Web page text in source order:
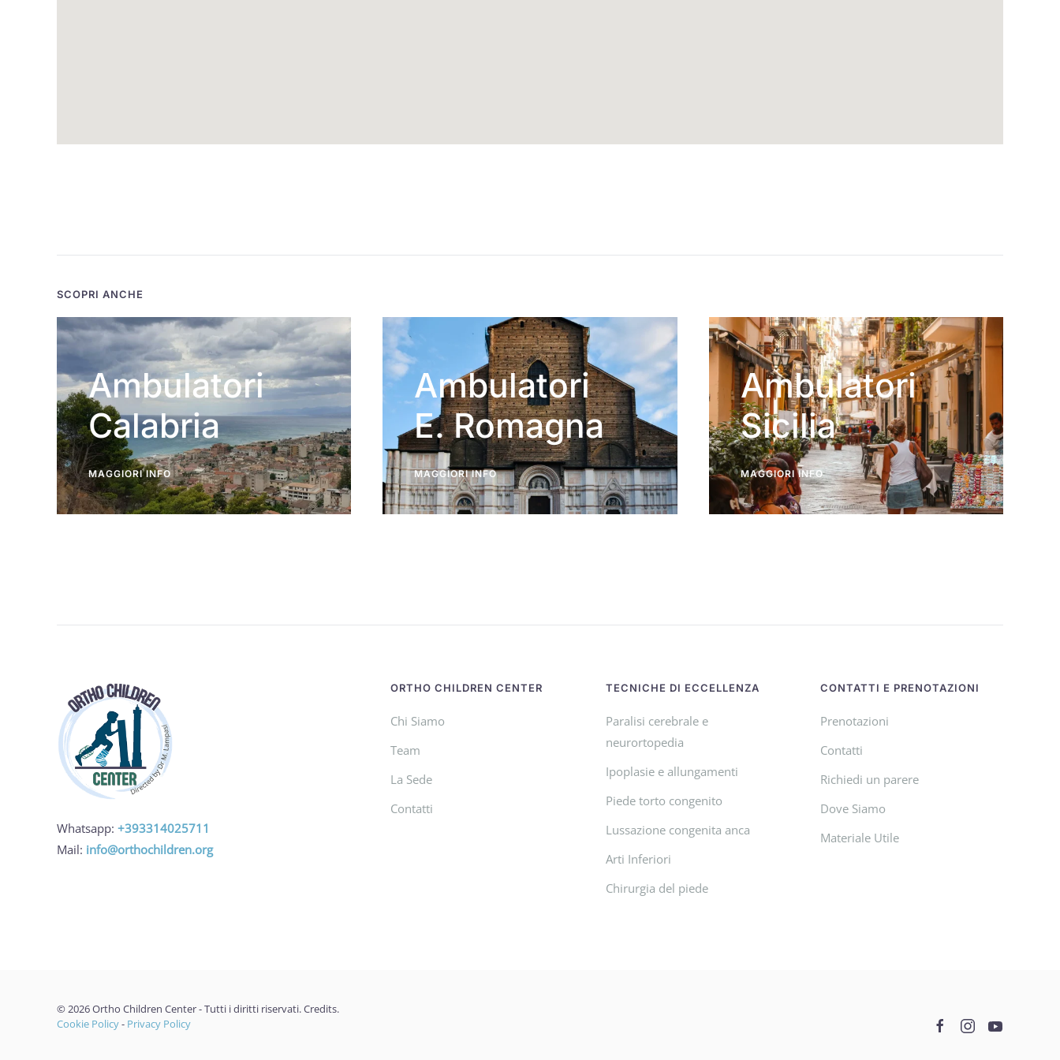
SCOPRI ANCHE
Ambulatori
Calabria
MAGGIORI INFO
Ambulatori
E. Romagna
MAGGIORI INFO
Ambulatori
Sicilia
MAGGIORI INFO
Whatsapp: +393314025711
Mail: info@orthochildren.org
ORTHO CHILDREN CENTER
Chi Siamo
Team
La Sede
Contatti
TECNICHE DI ECCELLENZA
Paralisi cerebrale e
neurortopedia
Ipoplasie e allungamenti
Piede torto congenito
Lussazione congenita anca
Arti Inferiori
Chirurgia del piede
CONTATTI E PRENOTAZIONI
Prenotazioni
Contatti
Richiedi un parere
Dove Siamo
Materiale Utile
©2026Ortho Children Center - Tutti i diritti riservati.Credits.
Cookie Policy- Privacy Policy